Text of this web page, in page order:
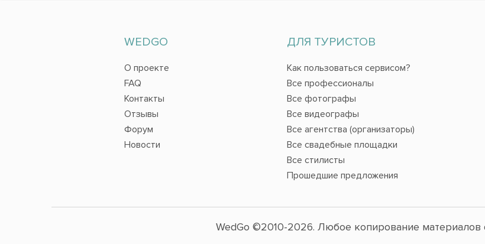
WEDGO
О проекте
FAQ
Контакты
Отзывы
Форум
Новости
ДЛЯ ТУРИСТОВ
Как пользоваться сервисом?
Все профессионалы
Все фотографы
Все видеографы
Все агентства (организаторы)
Все свадебные площадки
Все стилисты
Прошедшие предложения
WedGo ©2010-2026. Любое копирование материалов